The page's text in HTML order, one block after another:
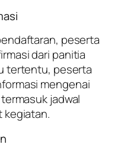
peserta
dari panitia
tertentu, peserta
mengenai
jadwal
kegiatan.